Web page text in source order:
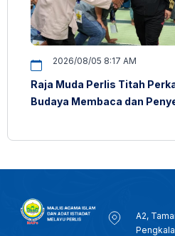
2026/08/05 8:17 AM
Raja Muda Perlis Titah
Budaya Membaca dan
A2,